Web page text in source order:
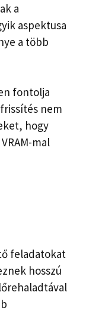
a
aspektusa
a több
fontolja
nem
hogy
mal
feladatokat
hosszú